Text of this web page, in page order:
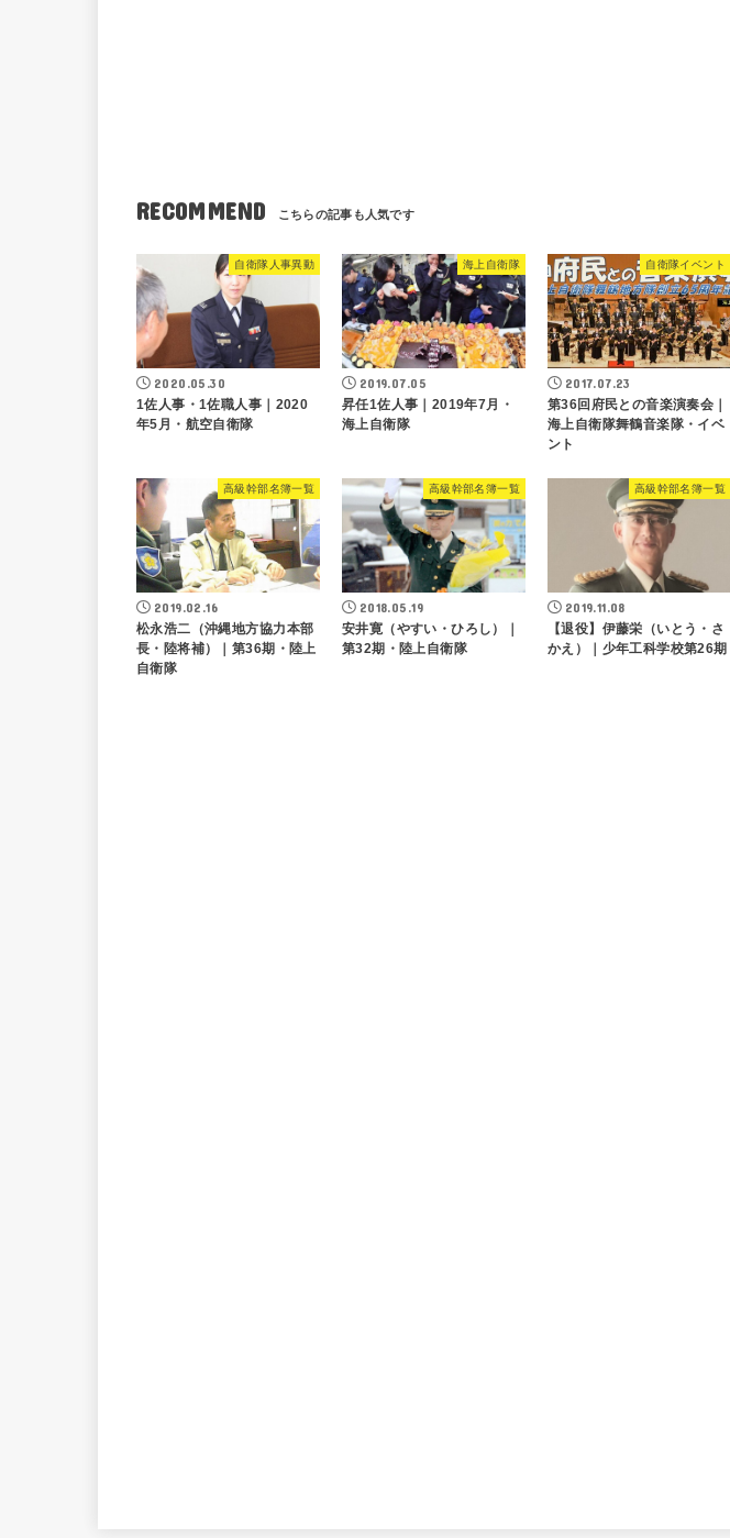
RECOMMEND
自衛隊人事異動
2020.05.30
1佐人事・1佐職人事｜2020
年5月・航空自衛隊
海上自衛隊
2019.07.05
昇任1佐人事｜2019年7月・
海上自衛隊
自衛隊イベント
2017.07.23
第36回府民との音楽演奏会｜
海上自衛隊舞鶴音楽隊・イベ
ント
高級幹部名簿一覧
2019.02.16
松永浩二（沖縄地方協力本部
長・陸将補）｜第36期・陸上
自衛隊
高級幹部名簿一覧
2018.05.19
安井寛（やすい・ひろし）｜
第32期・陸上自衛隊
高級幹部名簿一覧
2019.11.08
【退役】伊藤栄（いとう・さ
かえ）｜少年工科学校第26期